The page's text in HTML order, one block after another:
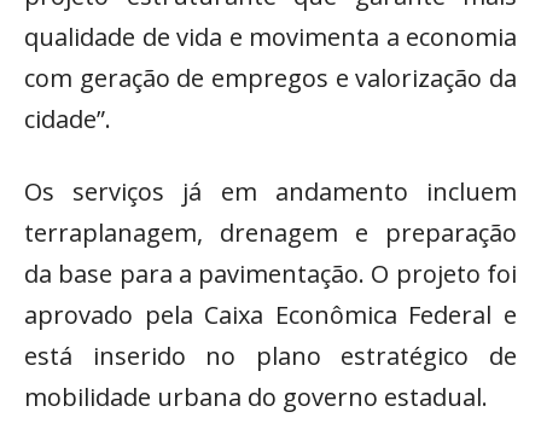
qualidade de vida e movimenta a economia
com geração de empregos e valorização da
cidade”.
Os serviços já em andamento incluem
terraplanagem, drenagem e preparação
da base para a pavimentação. O projeto foi
aprovado pela Caixa Econômica Federal e
está inserido no plano estratégico de
mobilidade urbana do governo estadual.